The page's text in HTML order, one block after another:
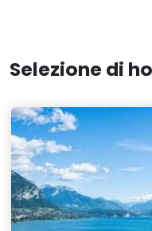
Selezione di